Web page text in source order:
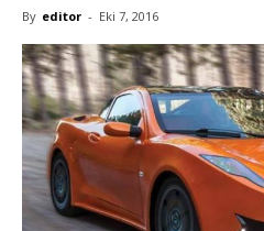
By editor - Eki 7, 2016